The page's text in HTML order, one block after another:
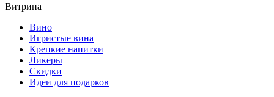
Витрина
Вино
Игристые вина
Крепкие напитки
Ликеры
Скидки
Идеи для подарков